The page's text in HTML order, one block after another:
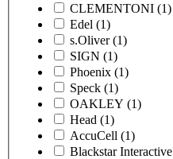
CLEMENTONI (1)
Edel (1)
s.Oliver (1)
SIGN (1)
Phoenix (1)
Speck (1)
OAKLEY (1)
Head (1)
AccuCell (1)
Blackstar Interactive